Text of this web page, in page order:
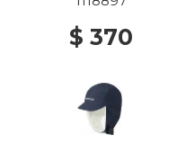
$ 370